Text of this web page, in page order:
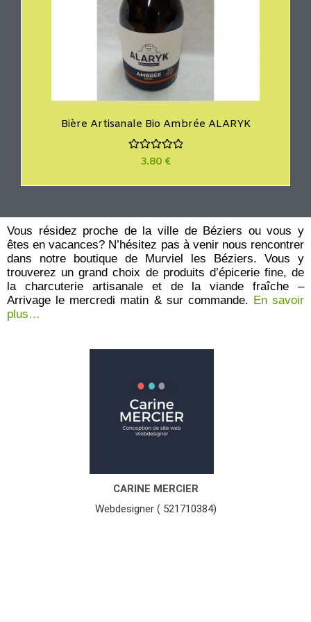
Bière Artisanale Bio Ambrée ALARYK
e
u
r
5
3.80 €
Vous résidez proche de la ville de Béziers ou vous y
êtes en vacances? N’hésitez pas à venir nous rencontrer
dans notre boutique de Murviel les Béziers. Vous y
trouverez un grand choix de produits d’épicerie fine, de
la charcuterie artisanale et de la viande fraîche –
Arrivage le mercredi matin & sur commande. En savoir
plus…
CARINE MERCIER
Webdesigner ( 521710384)